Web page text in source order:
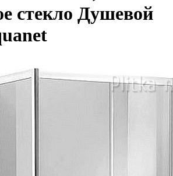
стекло Душевой